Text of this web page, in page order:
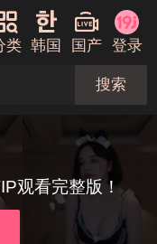
类 韩国 国产 登录
搜索
观看完整版！